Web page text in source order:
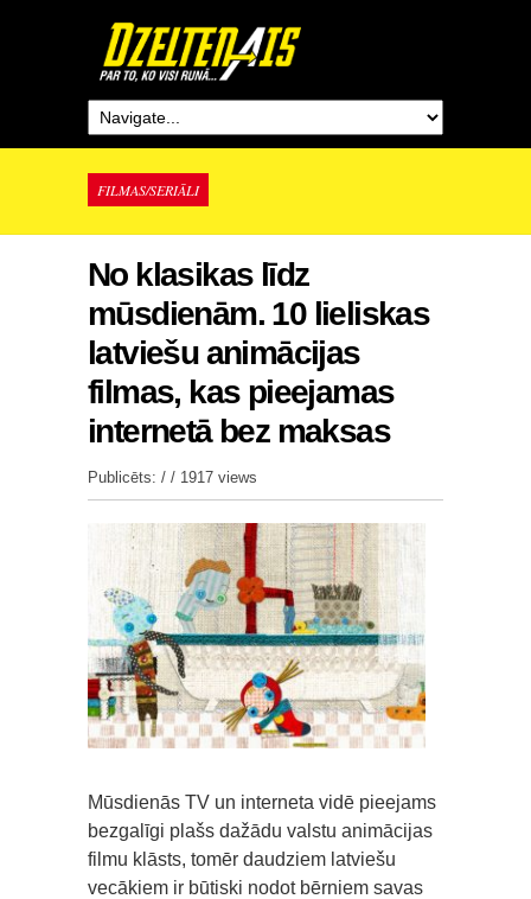
FILMAS/SERIĀLI
No klasikas līdz
mūsdienām. 10 lieliskas
latviešu animācijas
filmas, kas pieejamas
internetā bez maksas
Publicēts: / / 1917 views
Mūsdienās TV un interneta vidē pieejams
bezgalīgi plašs dažādu valstu animācijas
filmu klāsts, tomēr daudziem latviešu
vecākiem ir būtiski nodot bērniem savas